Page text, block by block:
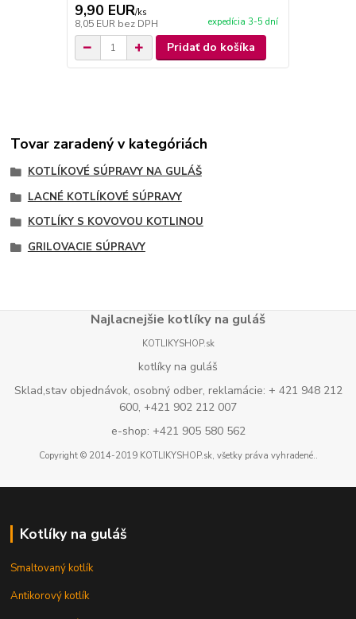
9,90 EUR/ks
8,05 EUR bez DPH expedícia 3-5 dní
Pridať do košíka
Tovar zaradený v kategóriách
KOTLÍKOVÉ SÚPRAVY NA GULÁŠ
LACNÉ KOTLÍKOVÉ SÚPRAVY
KOTLÍKY S KOVOVOU KOTLINOU
GRILOVACIE SÚPRAVY
Najlacnejšie kotlíky na guláš
KOTLIKYSHOP.sk
kotlíky na guláš
Sklad,stav objednávok, osobný odber, reklamácie: + 421 948 212
600, +421 902 212 007
e-shop: +421 905 580 562
Copyright © 2014-2019 KOTLIKYSHOP.sk, všetky práva vyhradené..
Kotlíky na guláš
Smaltovaný kotlík
Antikorový kotlík